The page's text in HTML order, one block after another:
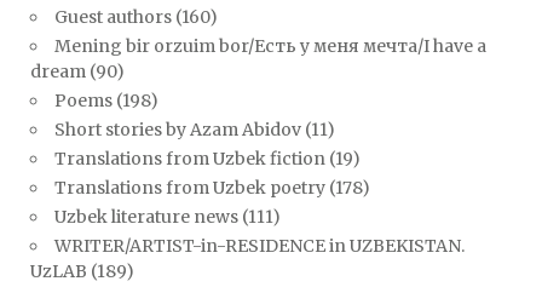
Guest authors (160)
Mening bir orzuim bor/Есть у меня мечта/I have a
dream (90)
Poems (198)
Short stories by Azam Abidov (11)
Translations from Uzbek fiction (19)
Translations from Uzbek poetry (178)
Uzbek literature news (111)
WRITER/ARTIST-in-RESIDENCE in UZBEKISTAN.
UzLAB (189)